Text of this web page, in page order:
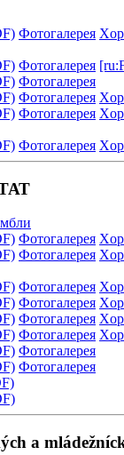
Фотогалерея
Фотогалерея
Фотогалерея
Фотогалерея
Фотогалерея
Фотогалерея
Фотогалерея
Фотогалерея
Фотогалерея
Фотогалерея
Фотогалерея
Фотогалерея
Фотогалерея
Фотогалерея
a